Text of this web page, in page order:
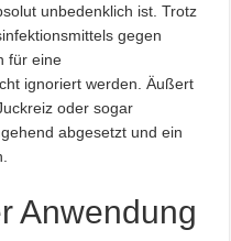
unbedenklich ist. Trotz
gegen
für eine
ignoriert werden. Äußert
oder sogar
abgesetzt und ein
Anwendung